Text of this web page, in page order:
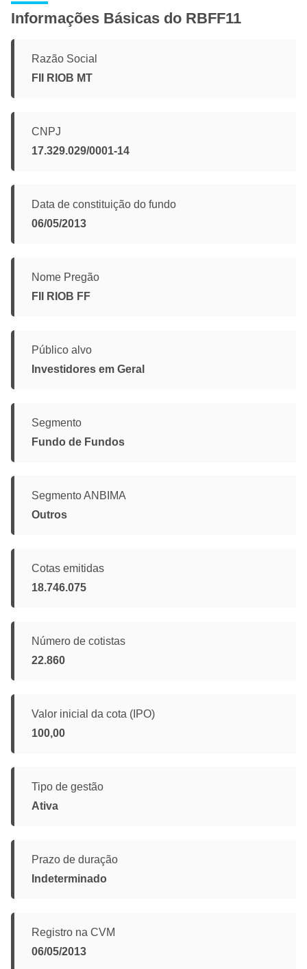
Informações Básicas do RBFF11
Razão Social
FII RIOB MT
CNPJ
17.329.029/0001-14
Data de constituição do fundo
06/05/2013
Nome Pregão
FII RIOB FF
Público alvo
Investidores em Geral
Segmento
Fundo de Fundos
Segmento ANBIMA
Outros
Cotas emitidas
18.746.075
Número de cotistas
22.860
Valor inicial da cota (IPO)
100,00
Tipo de gestão
Ativa
Prazo de duração
Indeterminado
Registro na CVM
06/05/2013